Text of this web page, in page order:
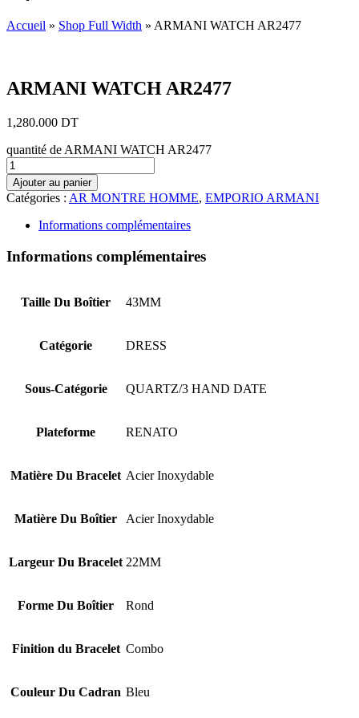
Accueil » Shop Full Width » ARMANI WATCH AR2477
ARMANI WATCH AR2477
1,280.000 DT
quantité de ARMANI WATCH AR2477
Ajouter au panier
Catégories : AR MONTRE HOMME, EMPORIO ARMANI
Informations complémentaires
Informations complémentaires
Taille Du Boîtier 43MM
Catégorie DRESS
Sous-Catégorie QUARTZ/3 HAND DATE
Plateforme RENATO
Matière Du Bracelet Acier Inoxydable
Matière Du Boîtier Acier Inoxydable
Largeur Du Bracelet 22MM
Forme Du Boîtier Rond
Finition du Bracelet Combo
Couleur Du Cadran Bleu